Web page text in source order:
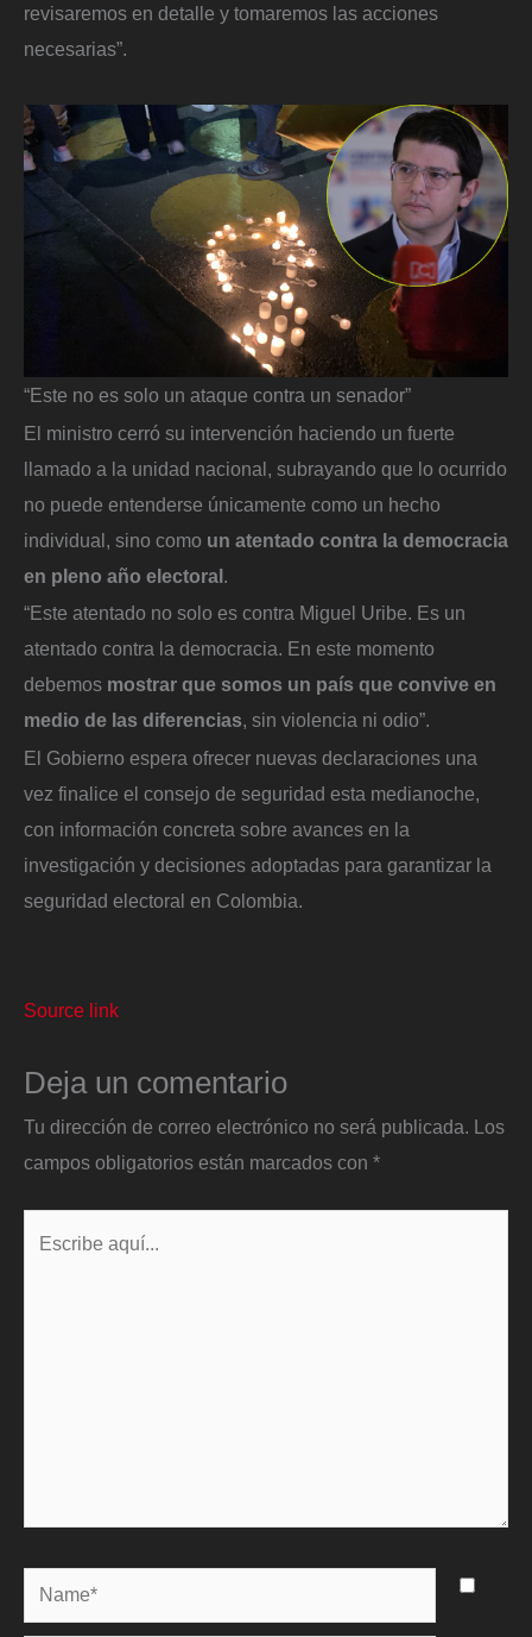
revisaremos en detalle y tomaremos las acciones
necesarias”.
“Este no es solo un ataque contra un senador”
El ministro cerró su intervención haciendo un fuerte
llamado a la unidad nacional, subrayando que lo ocurrido
no puede entenderse únicamente como un hecho
individual, sino como un atentado contra la democracia
en pleno año electoral.
“Este atentado no solo es contra Miguel Uribe. Es un
atentado contra la democracia. En este momento
debemos mostrar que somos un país que convive en
medio de las diferencias, sin violencia ni odio”.
El Gobierno espera ofrecer nuevas declaraciones una
vez finalice el consejo de seguridad esta medianoche,
con información concreta sobre avances en la
investigación y decisiones adoptadas para garantizar la
seguridad electoral en Colombia.
Source link
Deja un comentario
Tu dirección de correo electrónico no será publicada. Los
campos obligatorios están marcados con *
Name*